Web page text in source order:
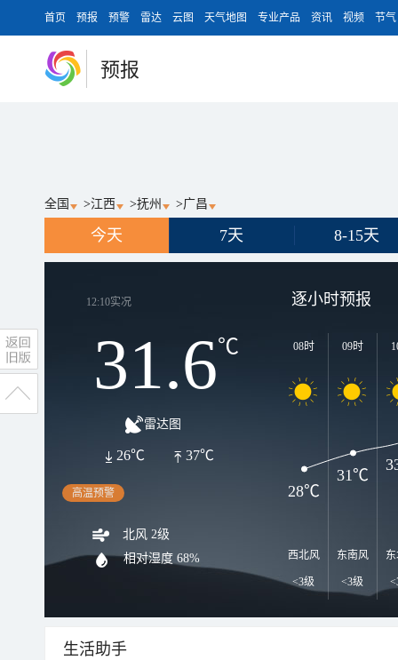
首页 预报 预警 雷达 云图 天气地图 专业产品 资讯 视频 节气
预报
全国 >江西 >抚州 >广昌
今天 7天 8-15天
12:10实况
31.6℃
雷达图
37℃
26℃
高温预警
北风 2级
相对湿度 68%
逐小时预报
08时
西北风
<3级
09时
东南风
<3级
28℃
31℃
生活助手